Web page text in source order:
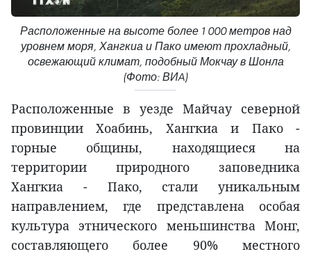
Расположенные на высоте более 1 000 метров над
уровнем моря, Хангкиа и Пако имеют прохладный,
освежающий климат, подобный Мокчау в Шонла
(Фото: ВИA)
Расположенные в уезде Майчау северной
провинции Хоабинь, Хангкиа и Пако -
горные общины, находящиеся на
территории природного заповедника
Хангкиа - Пако, стали уникальным
направлением, где представлена особая
культура этнического меньшинства Монг,
составляющего более 90% местного